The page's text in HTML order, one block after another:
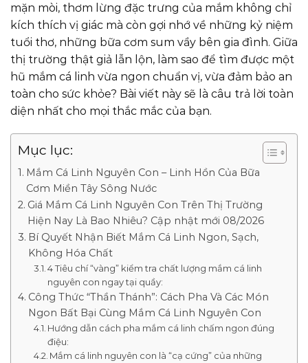
mặn mòi, thơm lừng đặc trưng của mắm không chỉ
kích thích vị giác mà còn gợi nhớ về những kỷ niệm
tuổi thơ, những bữa cơm sum vầy bên gia đình. Giữa
thị trường thật giả lẫn lộn, làm sao để tìm được một
hũ mắm cá linh vừa ngon chuẩn vị, vừa đảm bảo an
toàn cho sức khỏe? Bài viết này sẽ là câu trả lời toàn
diện nhất cho mọi thắc mắc của bạn.
Mục lục:
Mắm Cá Linh Nguyên Con – Linh Hồn Của Bữa
Cơm Miền Tây Sông Nước
Giá Mắm Cá Linh Nguyên Con Trên Thị Trường
Hiện Nay Là Bao Nhiêu? Cập nhật mới 08/2026
Bí Quyết Nhận Biết Mắm Cá Linh Ngon, Sạch,
Không Hóa Chất
4 Tiêu chí “vàng” kiểm tra chất lượng mắm cá linh
nguyên con ngay tại quầy:
Công Thức “Thần Thánh”: Cách Pha Và Các Món
Ngon Bất Bại Cùng Mắm Cá Linh Nguyên Con
Hướng dẫn cách pha mắm cá linh chấm ngon đúng
điệu:
Mắm cá linh nguyên con là “cạ cứng” của những